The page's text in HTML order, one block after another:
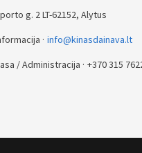
g. 2 LT-62152, Alytus
info@kinasdainava.lt
/ Administracija +370 315